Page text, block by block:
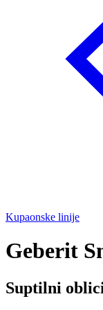
Kupaonske linije
Geberit
Suptilni